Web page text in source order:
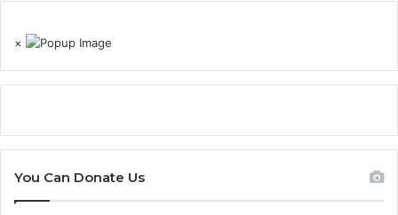
×
You Can Donate Us